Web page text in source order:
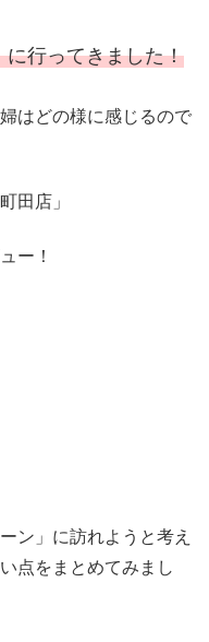
に行ってきました！
はどの様に感じるので
田店」
ー！
ン」に訪れようと考え
点をまとめてみまし